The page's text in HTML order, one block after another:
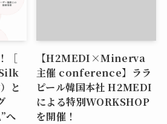
［
と
へ
【H2MEDI×Minerva
主催 conference】ララ
ピール韓国本社 H2MEDI
による特別WORKSHOP
を開催！